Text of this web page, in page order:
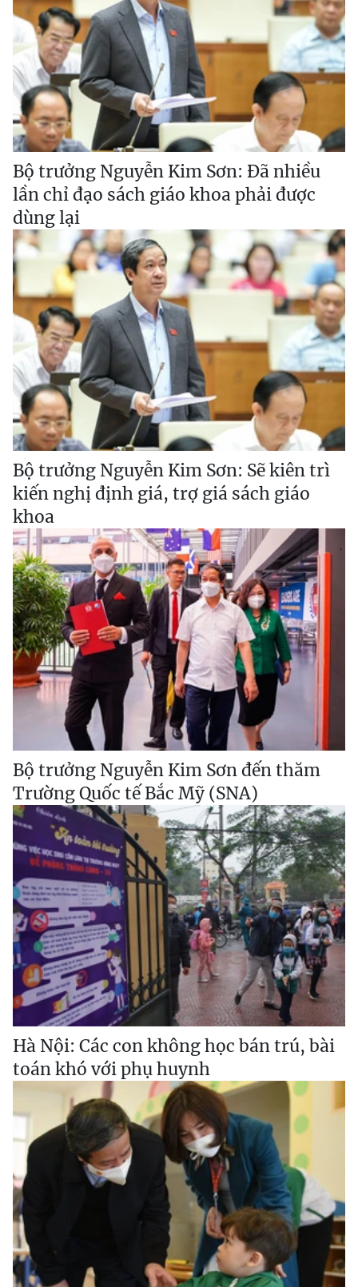
Bộ trưởng Nguyễn Kim Sơn: Đã nhiều
lần chỉ đạo sách giáo khoa phải được
dùng lại
Bộ trưởng Nguyễn Kim Sơn: Sẽ kiên trì
kiến nghị định giá, trợ giá sách giáo
khoa
Bộ trưởng Nguyễn Kim Sơn đến thăm
Trường Quốc tế Bắc Mỹ (SNA)
Hà Nội: Các con không học bán trú, bài
toán khó với phụ huynh